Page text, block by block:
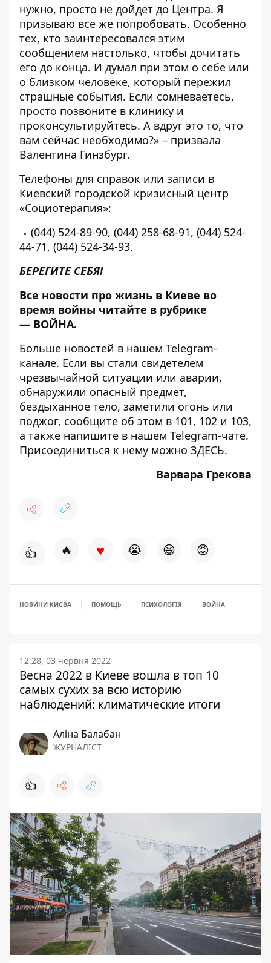
нужно, просто не дойдет до Центра. Я
призываю все же попробовать. Особенно
тех, кто заинтересовался этим
сообщением настолько, чтобы дочитать
его до конца. И думал при этом о себе или
о близком человеке, который пережил
страшные события. Если сомневаетесь,
просто позвоните в клинику и
проконсультируйтесь. А вдруг это то, что
вам сейчас необходимо?» – призвала
Валентина Гинзбург.
Телефоны для справок или записи в
Киевский городской кризисный центр
«Социотерапия»:
(044) 524-89-90, (044) 258-68-91, (044) 524-
44-71, (044) 524-34-93.
БЕРЕГИТЕ СЕБЯ!
Все новости про жизнь в Киеве во
время войны читайте в рубрике
— ВОЙНА.
Больше новостей в нашем Telegram-
канале. Если вы стали свидетелем
чрезвычайной ситуации или аварии,
обнаружили опасный предмет,
бездыханное тело, заметили огонь или
поджог, сообщите об этом в 101, 102 и 103,
а также напишите в нашем Telegram-чате.
Присоединиться к нему можно ЗДЕСЬ.
Варвара Грекова
👍 🔥 ♥ 😭 😆 😡
НОВИНИ КИЄВА ПОМОЩЬ ПСИХОЛОГІЯ ВОЙНА
12:28, 03 червня 2022
Весна 2022 в Киеве вошла в топ 10
самых сухих за всю историю
наблюдений: климатические итоги
Аліна Балабан
ЖУРНАЛІСТ
👍